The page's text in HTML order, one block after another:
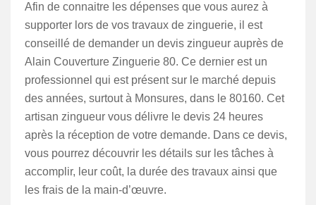
Afin de connaitre les dépenses que vous aurez à
supporter lors de vos travaux de zinguerie, il est
conseillé de demander un devis zingueur auprès de
Alain Couverture Zinguerie 80. Ce dernier est un
professionnel qui est présent sur le marché depuis
des années, surtout à Monsures, dans le 80160. Cet
artisan zingueur vous délivre le devis 24 heures
après la réception de votre demande. Dans ce devis,
vous pourrez découvrir les détails sur les tâches à
accomplir, leur coût, la durée des travaux ainsi que
les frais de la main-d’œuvre.